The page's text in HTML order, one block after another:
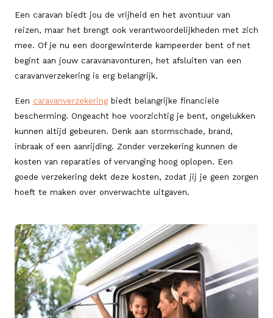
Een caravan biedt jou de vrijheid en het avontuur van
reizen, maar het brengt ook verantwoordelijkheden met zich
mee. Of je nu een doorgewinterde kampeerder bent of net
begint aan jouw caravanavonturen, het afsluiten van een
caravanverzekering is erg belangrijk.
Een caravanverzekering biedt belangrijke financiële
bescherming. Ongeacht hoe voorzichtig je bent, ongelukken
kunnen altijd gebeuren. Denk aan stormschade, brand,
inbraak of een aanrijding. Zonder verzekering kunnen de
kosten van reparaties of vervanging hoog oplopen. Een
goede verzekering dekt deze kosten, zodat jij je geen zorgen
hoeft te maken over onverwachte uitgaven.